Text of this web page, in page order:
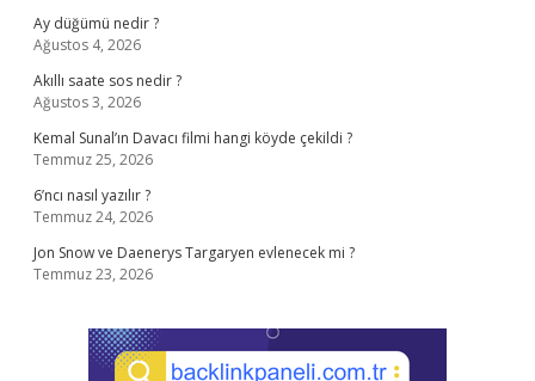
Ay düğümü nedir ?
Ağustos 4, 2026
Akıllı saate sos nedir ?
Ağustos 3, 2026
Kemal Sunal’ın Davacı filmi hangi köyde çekildi ?
Temmuz 25, 2026
6’ncı nasıl yazılır ?
Temmuz 24, 2026
Jon Snow ve Daenerys Targaryen evlenecek mi ?
Temmuz 23, 2026